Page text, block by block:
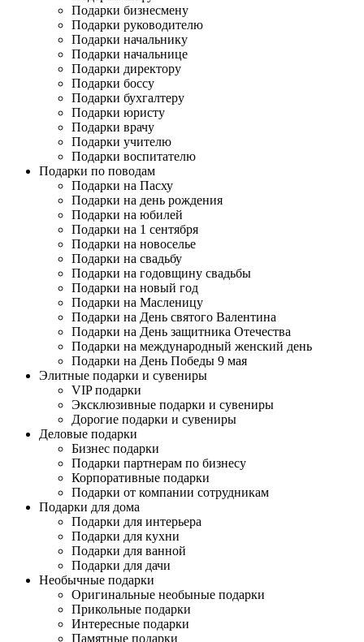
Подарки бизнесмену
Подарки руководителю
Подарки начальнику
Подарки начальнице
Подарки директору
Подарки боссу
Подарки бухгалтеру
Подарки юристу
Подарки врачу
Подарки учителю
Подарки воспитателю
Подарки по поводам
Подарки на Пасху
Подарки на день рождения
Подарки на юбилей
Подарки на 1 сентября
Подарки на новоселье
Подарки на свадьбу
Подарки на годовщину свадьбы
Подарки на новый год
Подарки на Масленицу
Подарки на День святого Валентина
Подарки на День защитника Отечества
Подарки на международный женский день
Подарки на День Победы 9 мая
Элитные подарки и сувениры
VIP подарки
Эксклюзивные подарки и сувениры
Дорогие подарки и сувениры
Деловые подарки
Бизнес подарки
Подарки партнерам по бизнесу
Корпоративные подарки
Подарки от компании сотрудникам
Подарки для дома
Подарки для интерьера
Подарки для кухни
Подарки для ванной
Подарки для дачи
Необычные подарки
Оригинальные необыные подарки
Прикольные подарки
Интересные подарки
Памятные подарки